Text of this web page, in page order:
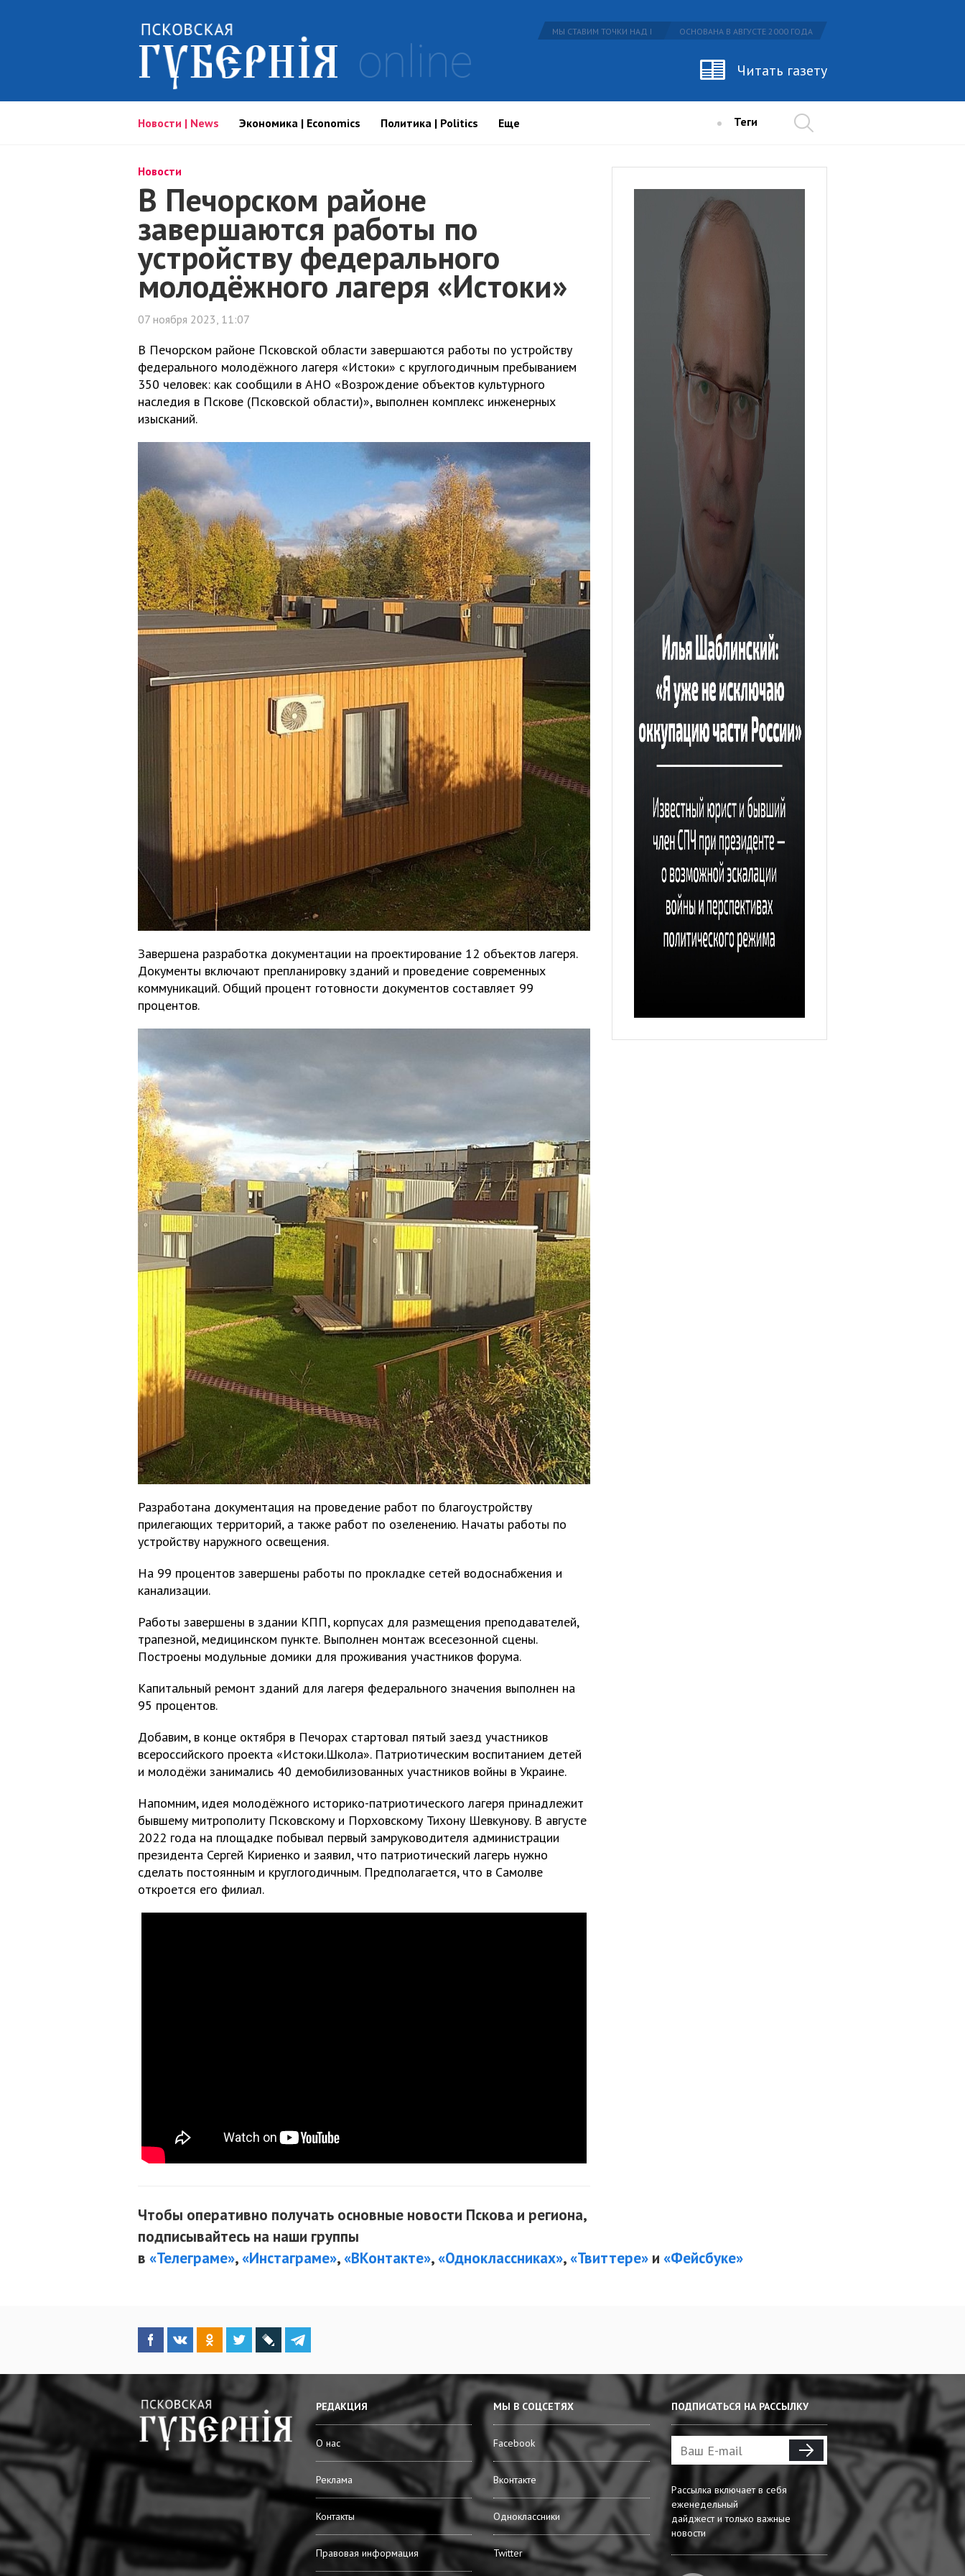
МЫ СТАВИМ ТОЧКИ НАД I ОСНОВАНА В АВГУСТЕ 2000 ГОДА
Читать газету
Новости | News Экономика | Economics Политика | Politics Еще Теги
Новости
В Печорском районе
завершаются работы по
устройству федерального
молодёжного лагеря «Истоки»
07 ноября 2023, 11:07
В Печорском районе Псковской области завершаются работы по устройству
федерального молодёжного лагеря «Истоки» с круглогодичным пребыванием
350 человек: как сообщили в АНО «Возрождение объектов культурного
наследия в Пскове (Псковской области)», выполнен комплекс инженерных
изысканий.
Завершена разработка документации на проектирование 12 объектов лагеря.
Документы включают препланировку зданий и проведение современных
коммуникаций. Общий процент готовности документов составляет 99
процентов.
Разработана документация на проведение работ по благоустройству
прилегающих территорий, а также работ по озеленению. Начаты работы по
устройству наружного освещения.
На 99 процентов завершены работы по прокладке сетей водоснабжения и
канализации.
Работы завершены в здании КПП, корпусах для размещения преподавателей,
трапезной, медицинском пункте. Выполнен монтаж всесезонной сцены.
Построены модульные домики для проживания участников форума.
Капитальный ремонт зданий для лагеря федерального значения выполнен на
95 процентов.
Добавим, в конце октября в Печорах стартовал пятый заезд участников
всероссийского проекта «Истоки.Школа». Патриотическим воспитанием детей
и молодёжи занимались 40 демобилизованных участников войны в Украине.
Напомним, идея молодёжного историко-патриотического лагеря принадлежит
бывшему митрополиту Псковскому и Порховскому Тихону Шевкунову. В августе
2022 года на площадке побывал первый замруководителя администрации
президента Сергей Кириенко и заявил, что патриотический лагерь нужно
сделать постоянным и круглогодичным. Предполагается, что в Самолве
откроется его филиал.
Чтобы оперативно получать основные новости Пскова и региона,
подписывайтесь на наши группы
в «Телеграме»,«Инстаграме»,«ВКонтакте»,«Одноклассниках»,«Твиттере» и «Фейсбуке»
РЕДАКЦИЯ
О нас
Реклама
Контакты
Правовая информация
МЫ В СОЦСЕТЯХ
Facebook
Вконтакте
Одноклассники
Twitter
ПОДПИСАТЬСЯ НА РАССЫЛКУ
Рассылка включает в себя
еженедельный
дайджест и только важные
новости